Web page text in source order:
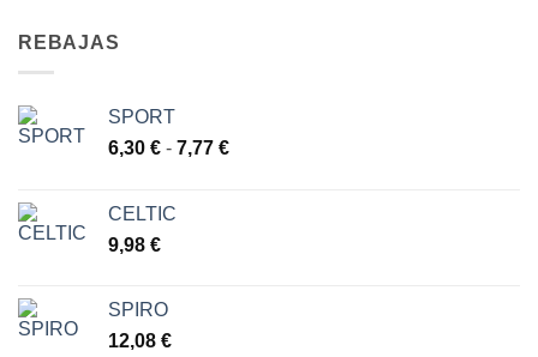
REBAJAS
SPORT
6,30 € - 7,77 €Rango
CELTIC
9,98 €
SPIRO
12,08 €